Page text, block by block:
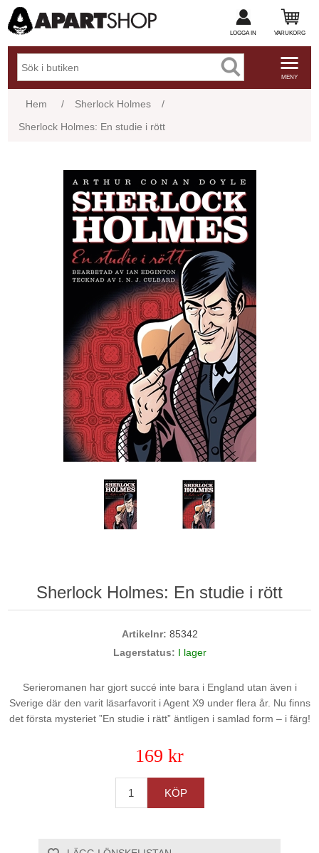
LOGGA IN VARUKORG
MENY
Hem / Sherlock Holmes
/
Sherlock Holmes: En studie i rött
Sherlock Holmes: En studie i rött
Artikelnr: 85342
Lagerstatus: I lager
Serieromanen har gjort succé inte bara i England utan även i
Sverige där den varit läsarfavorit i Agent X9 under flera år. Nu finns
det första mysteriet ”En studie i rätt” äntligen i samlad form – i färg!
169 kr